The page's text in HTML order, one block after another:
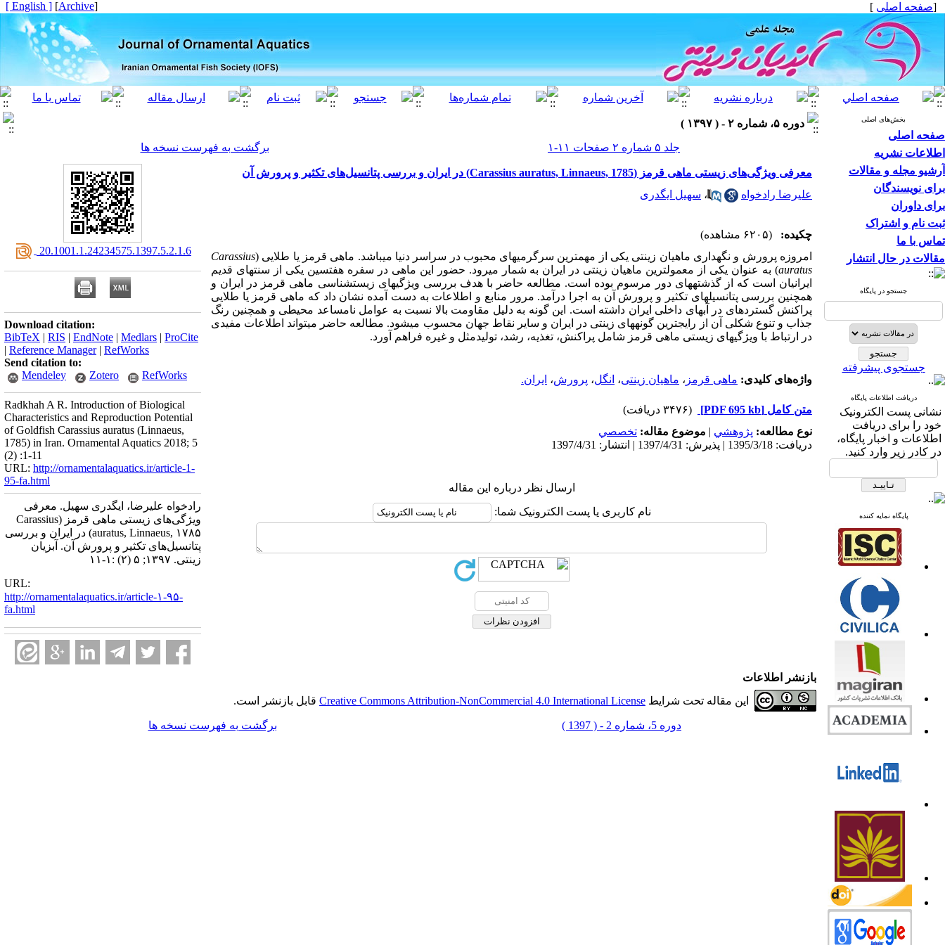
[صفحه اصلی ]
[
Archive
]
[ English ]
بخش‌های اصلی
صفحه اصلی
اطلاعات نشریه
آرشیو مجله و مقالات
برای نویسندگان
برای داوران
ثبت نام و اشتراک
تماس با ما
مقالات در حال انتشار
جستجو در پایگاه
جستجوی پیشرفته
دریافت اطلاعات پایگاه
نشانی پست الکترونیک
خود را برای دریافت
اطلاعات و اخبار پایگاه،
در کادر زیر وارد کنید.
پایگاه نمایه کننده
دوره ۵، شماره ۲ - ( ۱۳۹۷ )
جلد ۵ شماره ۲ صفحات ۱۱-۱
برگشت به فهرست نسخه ها
معرفی ویژگی‌های زیستی ماهی قرمز (Carassius auratus, Linnaeus, 1785) در ایران و بررسی پتانسیل‌های تکثیر و پرورش آن
علیرضا رادخواه
، سهیل ایگدری
چکیده:
(۶۲۰۵ مشاهده)
امروزه پرورش و نگهداری ماهیان زینتی یکی از مهم­ترین سرگرمی­های محبوب در سراسر دنیا می­باشد. ماهی قرمز یا طلایی (Carassius
auratus) به عنوان یکی از معمول­ترین ماهیان زینتی در ایران به شمار می­رود. حضور این ماهی در سفره هفت­سین یکی از سنت­های قدیم
ایرانیان است که از گذشته­های دور مرسوم بوده است. مطالعه حاضر با هدف بررسی ویژگی­های زیست­شناسی ماهی قرمز در ایران و
همچنین بررسی پتانسیل­های تکثیر و پرورش آن به اجرا درآمد. مرور منابع و اطلاعات به دست آمده نشان داد که ماهی قرمز یا طلایی
پراکنش گسترده­ای در آب­های داخلی ایران داشته است. این گونه به دلیل مقاومت بالا نسبت به عوامل نامساعد محیطی و همچنین رنگ
جذاب و تنوع شکلی آن از رایج­ترین گونه­های زینتی در ایران و سایر نقاط جهان محسوب می­شود. مطالعه حاضر می­تواند اطلاعات مفیدی
در ارتباط با ویژگی­های زیستی ماهی قرمز شامل پراکنش، تغذیه، رشد، تولیدمثل و غیره فراهم آورد.
واژه‌های کلیدی: ماهی قرمز ، ماهیان زینتی، انگل، پرورش، ایران.
متن کامل [PDF 695 kb]
(۳۴۷۶ دریافت)
نوع مطالعه: پژوهشي | موضوع مقاله: تخصصي
دریافت: 1395/3/18 | پذیرش: 1397/4/31 | انتشار: 1397/4/31
ارسال نظر درباره این مقاله
نام کاربری یا پست الکترونیک شما:
‎ 20.1001.1.24234575.1397.5.2.1.6
Download citation:
BibTeX | RIS | EndNote | Medlars | ProCite
| Reference Manager| RefWorks
Send citation to:
Mendeley
Zotero RefWorks
Radkhah A R. Introduction of Biological
Characteristics and Reproduction Potential
of Goldfish Carassius auratus (Linnaeus,
1785) in Iran. Ornamental Aquatics 2018; 5
(2) :1-11
URL: http://ornamentalaquatics.ir/article-1-
95-fa.html
رادخواه علیرضا، ایگدری سهیل. معرفی
ویژگی‌های زیستی ماهی قرمز (Carassius
auratus, Linnaeus, ۱۷۸۵) در ایران و بررسی
پتانسیل‌های تکثیر و پرورش آن. آبزیان
زینتی. ۱۳۹۷; ۵ (۲) :۱-۱۱
URL:
http://ornamentalaquatics.ir/article-۱-۹۵-
fa.html
بازنشر اطلاعات
این مقاله تحت شرایط Creative Commons Attribution-NonCommercial 4.0 International License قابل بازنشر است.
دوره 5، شماره 2 - ( 1397 ) برگشت به فهرست نسخه ها